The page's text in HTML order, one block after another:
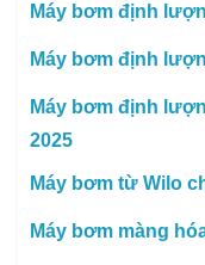
Máy bơm định
Máy bơm định
Máy bơm định
2025
Máy bơm từ Wilo
Máy bơm màng